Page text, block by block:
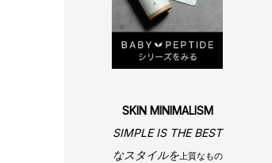
SKIN MINIMALISM
SIMPLE IS THE BEST
なスタイルを上質なもの